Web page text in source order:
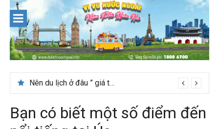
content
Nên du lịch ở đâu ” giá tốt” dịp lễ quốc khánh 2/9
Bạn có biết một số điểm đến